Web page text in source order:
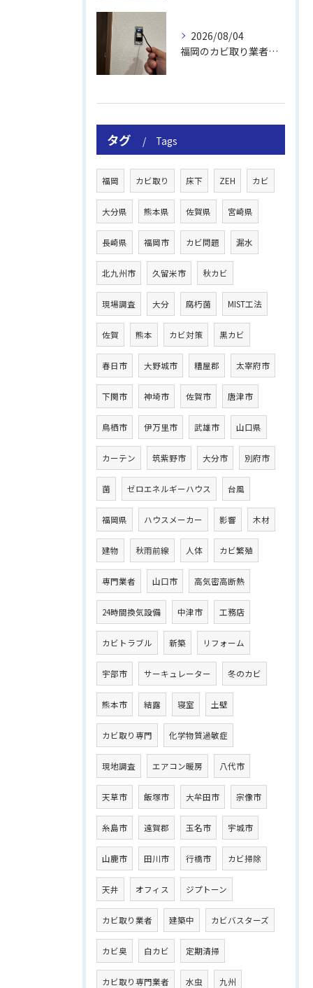
2026/08/04
福岡のカビ取り業者おすすめの選び方と費用
タグ Tags
福岡 カビ取り 床下 ZEH カビ
大分県 熊本県 佐賀県 宮崎県
長崎県 福岡市 カビ問題 漏水
北九州市 久留米市 秋カビ
現場調査 大分 腐朽菌 MIST工法
佐賀 熊本 カビ対策 黒カビ
春日市 大野城市 糟屋郡 太宰府市
下関市 神埼市 佐賀市 唐津市
鳥栖市 伊万里市 武雄市 山口県
カーテン 筑紫野市 大分市 別府市
菌 ゼロエネルギーハウス 台風
福岡県 ハウスメーカー 影響 木材
建物 秋雨前線 人体 カビ繁殖
専門業者 山口市 高気密高断熱
24時間換気設備 中津市 工務店
カビトラブル 新築 リフォーム
宇部市 サーキュレーター 冬のカビ
熊本市 結露 寝室 土壁
カビ取り専門 化学物質過敏症
現地調査 エアコン暖房 八代市
天草市 飯塚市 大牟田市 宗像市
糸島市 遠賀郡 玉名市 宇城市
山鹿市 田川市 行橋市 カビ掃除
天井 オフィス ジプトーン
カビ取り業者 建築中 カビバスターズ
カビ臭 白カビ 定期清掃
カビ取り専門業者 水虫 九州